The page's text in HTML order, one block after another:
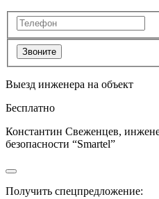
Звоните
Выезд инженера на объект
Бесплатно
Константин Свеженцев,
безопасности “Smartel”
Получить спецпредложение: